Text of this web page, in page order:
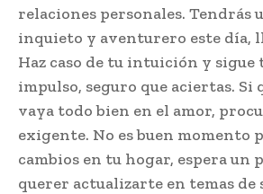
relaciones personales. Tendrás
inquieto y aventurero este día,
Haz caso de tu intuición y
impulso, seguro que aciertas. Si
vaya todo bien en el amor,
exigente. No es buen momento
cambios en tu hogar, espera un
querer actualizarte en temas de